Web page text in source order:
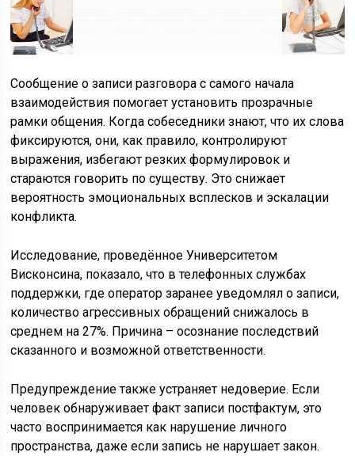
Сообщение о записи разговора с самого начала
взаимодействия помогает установить прозрачные
рамки общения. Когда собеседники знают, что их слова
фиксируются, они, как правило, контролируют
выражения, избегают резких формулировок и
стараются говорить по существу. Это снижает
вероятность эмоциональных всплесков и эскалации
конфликта.
Исследование, проведённое Университетом
Висконсина, показало, что в телефонных службах
поддержки, где оператор заранее уведомлял о записи,
количество агрессивных обращений снижалось в
среднем на 27%. Причина – осознание последствий
сказанного и возможной ответственности.
Предупреждение также устраняет недоверие. Если
человек обнаруживает факт записи постфактум, это
часто воспринимается как нарушение личного
пространства, даже если запись не нарушает закон.